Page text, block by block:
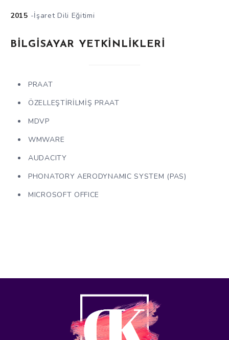
2015 -İşaret Dili Eğitimi
BİLGİSAYAR YETKİNLİKLERİ
PRAAT
ÖZELLEŞTİRİLMİŞ PRAAT
MDVP
WMWARE
AUDACITY
PHONATORY AERODYNAMIC SYSTEM (PAS)
MICROSOFT OFFICE